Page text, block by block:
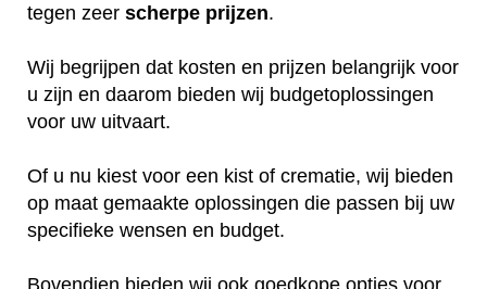
tegen zeer scherpe prijzen.
Wij begrijpen dat kosten en prijzen belangrijk voor
u zijn en daarom bieden wij budgetoplossingen
voor uw uitvaart.
Of u nu kiest voor een kist of crematie, wij bieden
op maat gemaakte oplossingen die passen bij uw
specifieke wensen en budget.
Bovendien bieden wij ook goedkope opties voor